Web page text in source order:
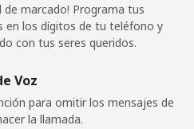
45 min por ⁦€10⁩ -
de marcado! Programa tus
en los dígitos de tu teléfono y
con tus seres queridos.
Voz
para omitir los mensajes de
la llamada.